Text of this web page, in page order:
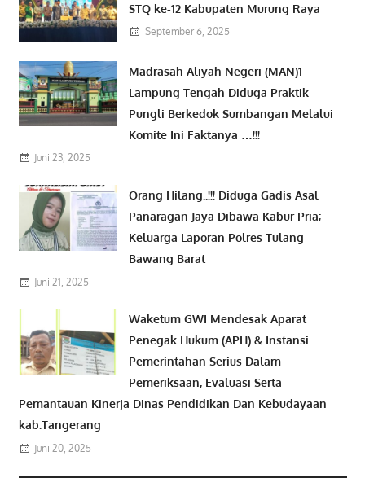
STQ ke-12 Kabupaten Murung Raya
September 6, 2025
Madrasah Aliyah Negeri (MAN)1
Lampung Tengah Diduga Praktik
Pungli Berkedok Sumbangan Melalui
Komite Ini Faktanya …!!!
Juni 23, 2025
Orang Hilang..!!! Diduga Gadis Asal
Panaragan Jaya Dibawa Kabur Pria;
Keluarga Laporan Polres Tulang
Bawang Barat
Juni 21, 2025
Waketum GWI Mendesak Aparat
Penegak Hukum (APH) & Instansi
Pemerintahan Serius Dalam
Pemeriksaan, Evaluasi Serta
Pemantauan Kinerja Dinas Pendidikan Dan Kebudayaan
kab.Tangerang
Juni 20, 2025